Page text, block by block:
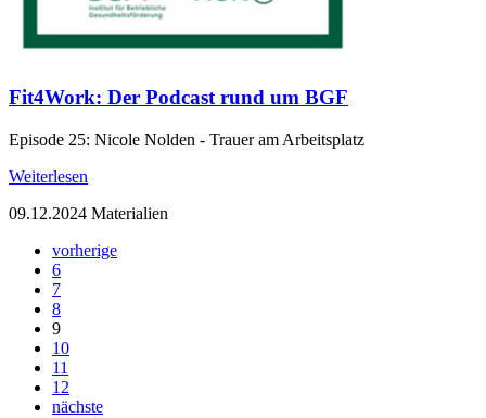
Fit4Work: Der Podcast rund um BGF
Episode 25: Nicole Nolden - Trauer am Arbeitsplatz
Weiterlesen
09.12.2024 Materialien
vorherige
6
7
8
9
10
11
12
nächste